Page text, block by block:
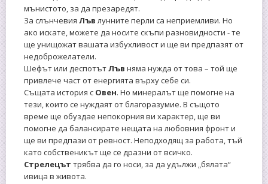
мънистото, за да презаредят.
За слънчевия Лъв лунните перли са неприемливи. Но
ако искате, можете да носите скъпи разновидности - те
ще унищожат вашата избухливост и ще ви предпазят от
недоброжелатели.
Шефът или деспотътЛъв няма нужда от това – той ще
привлече част от енергията върху себе си.
Същата история с Овен. Но минералът ще помогне на
тези, които се нуждаят от благоразумие. В същото
време ще обуздае непокорния ви характер, ще ви
помогне да балансирате нещата на любовния фронт и
ще ви предпази от ревност. Неподходящ за работа, тъй
като собственикът ще се дразни от всичко.
Стрелецът трябва да го носи, за да удължи „бялата“
ивица в живота.